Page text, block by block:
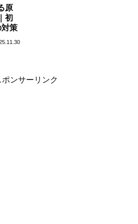
原
初
策
ポンサーリンク